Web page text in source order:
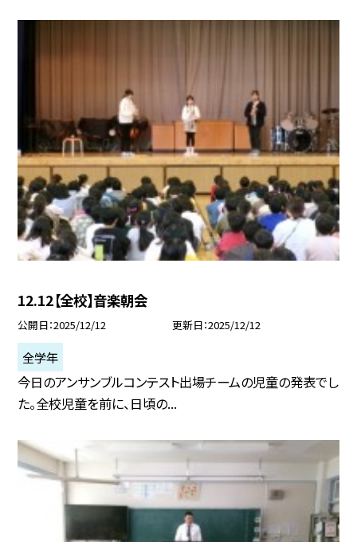
12.12【全校】音楽朝会
公開日 2025/12/12 更新日 2025/12/12
全学年
今日のアンサンブルコンテスト出場チームの児童の発表でし
た。全校児童を前に、日頃の...